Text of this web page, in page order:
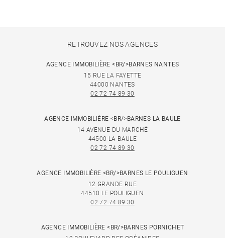
RETROUVEZ NOS AGENCES
AGENCE IMMOBILIÈRE <BR/>BARNES NANTES
15 RUE LA FAYETTE
44000 NANTES
02 72 74 89 30
AGENCE IMMOBILIÈRE <BR/>BARNES LA BAULE
14 AVENUE DU MARCHÉ
44500 LA BAULE
02 72 74 89 30
AGENCE IMMOBILIÈRE <BR/>BARNES LE POULIGUEN
12 GRANDE RUE
44510 LE POULIGUEN
02 72 74 89 30
AGENCE IMMOBILIÈRE <BR/>BARNES PORNICHET